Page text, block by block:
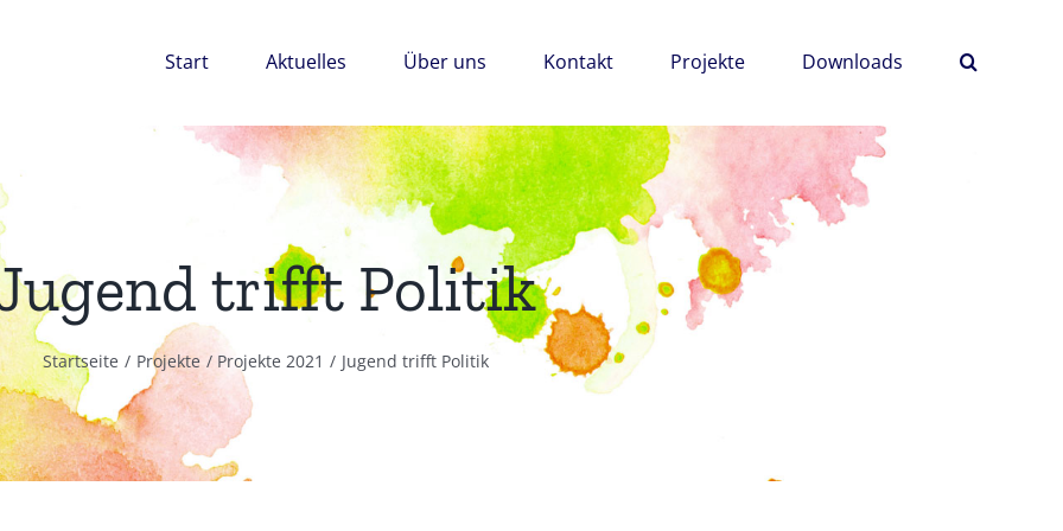
Start Aktuelles Über uns Kontakt Projekte Downloads
trifft Politik
Startseite Projekte Projekte 2021 Jugend trifft Politik